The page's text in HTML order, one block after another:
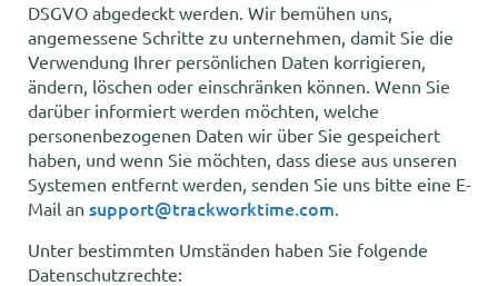
DSGVO abgedeckt werden. Wir bemühen uns,
angemessene Schritte zu unternehmen, damit Sie die
Verwendung Ihrer persönlichen Daten korrigieren,
ändern, löschen oder einschränken können. Wenn Sie
darüber informiert werden möchten, welche
personenbezogenen Daten wir über Sie gespeichert
haben, und wenn Sie möchten, dass diese aus unseren
Systemen entfernt werden, senden Sie uns bitte eine E-
Mail an support@trackworktime.com.
Unter bestimmten Umständen haben Sie folgende
Datenschutzrechte: